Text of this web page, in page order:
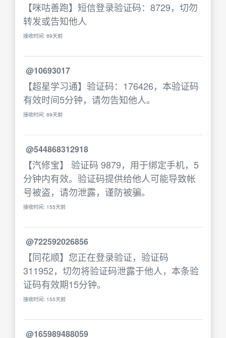
【咪咕善跑】短信登录验证码：8729，切勿
转发或告知他人
接收时间: 89天前
@10693017
【超星学习通】验证码：176426，本验证码
有效时间5分钟，请勿告知他人。
接收时间: 89天前
@544868312918
【汽修宝】 验证码 9879，用于绑定手机，5
分钟内有效。验证码提供给他人可能导致帐
号被盗，请勿泄露，谨防被骗。
接收时间: 155天前
@722592026856
【同花顺】您正在登录验证，验证码
311952，切勿将验证码泄露于他人，本条验
证码有效期15分钟。
接收时间: 155天前
@165989488059